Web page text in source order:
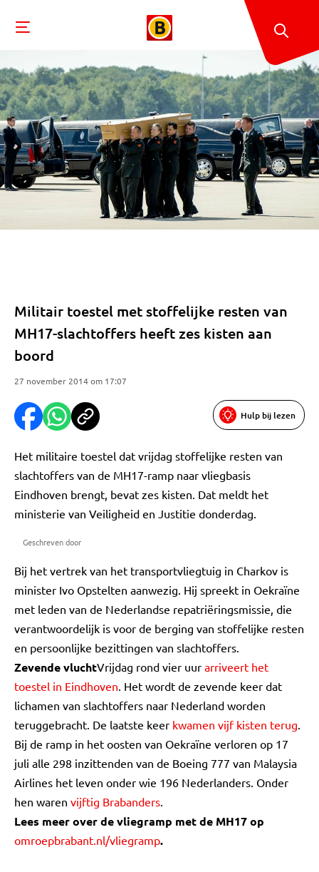
Militair toestel met stoffelijke resten van
MH17-slachtoffers heeft zes kisten aan
boord
27 november 2014 om 17:07
Hulp bij lezen
Het militaire toestel dat vrijdag stoffelijke resten van
slachtoffers van de MH17-ramp naar vliegbasis
Eindhoven brengt, bevat zes kisten. Dat meldt het
ministerie van Veiligheid en Justitie donderdag.
Geschreven door
Bij het vertrek van het transportvliegtuig in Charkov is
minister Ivo Opstelten aanwezig. Hij spreekt in Oekraïne
met leden van de Nederlandse repatriëringsmissie, die
verantwoordelijk is voor de berging van stoffelijke resten
en persoonlijke bezittingen van slachtoffers.
Zevende vluchtVrijdag rond vier uur arriveert het
toestel in Eindhoven. Het wordt de zevende keer dat
lichamen van slachtoffers naar Nederland worden
teruggebracht. De laatste keer kwamen vijf kisten terug.
Bij de ramp in het oosten van Oekraïne verloren op 17
juli alle 298 inzittenden van de Boeing 777 van Malaysia
Airlines het leven onder wie 196 Nederlanders. Onder
hen waren vijftig Brabanders.
Lees meer over de vliegramp met de MH17 op
omroepbrabant.nl/vliegramp.